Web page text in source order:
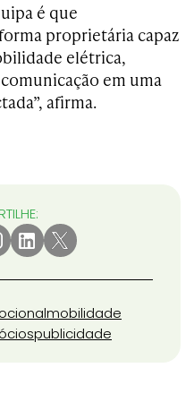
é que
proprietária capaz
elétrica,
em uma
afirma.
mobilidade
publicidade